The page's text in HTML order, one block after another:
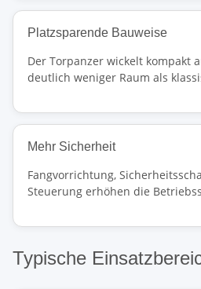
Platzsparende Bauweise
Der Torpanzer wickelt kompakt
deutlich weniger Raum als
Mehr Sicherheit
Fangvorrichtung,
Steuerung erhöhen die
Typische